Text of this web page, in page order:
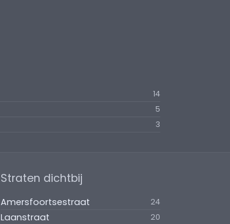
14
5
3
Straten dichtbij
Amersfoortsestraat 24
Laanstraat 20